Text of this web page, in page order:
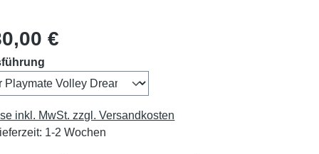
Preis:
€
inkl. MwSt. zzgl. Versandkosten
1-2 Wochen